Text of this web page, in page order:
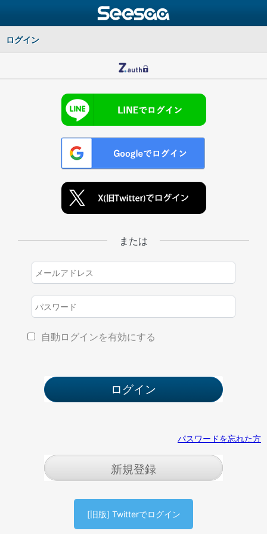
ログイン
または
自動ログインを有効にする
パスワードを忘れた方
新規登録
[旧版] Twitterでログイン